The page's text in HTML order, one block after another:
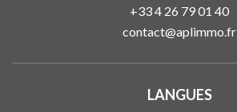
+33 4 26 79 01 40
contact@aplimmo.fr
LANGUES